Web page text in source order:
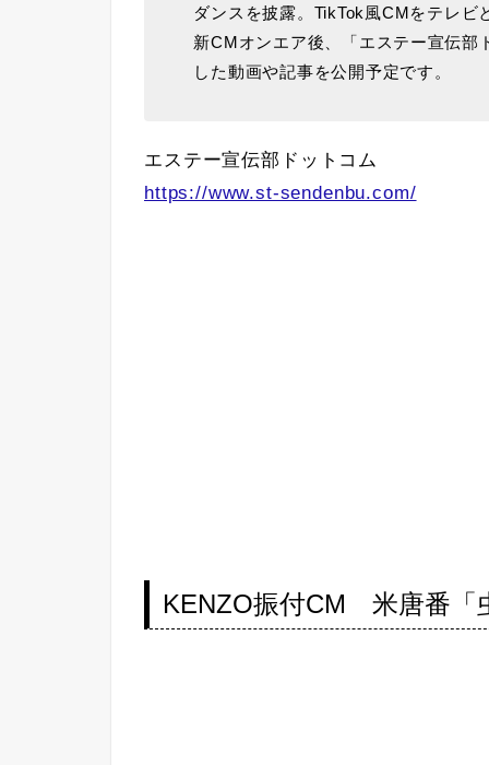
ダンスを披露。TikTok風CMをテレビ
新CMオンエア後、「エステー宣伝
した動画や記事を公開予定です。
エステー宣伝部ドットコム
https://www.st-sendenbu.com/
KENZO振付CM 米唐番